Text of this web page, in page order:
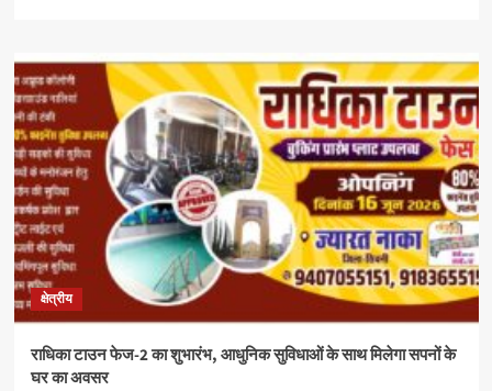
क्षेत्रीय
राधिका टाउन फेज-2 का शुभारंभ, आधुनिक सुविधाओं के साथ मिलेगा सपनों के
घर का अवसर